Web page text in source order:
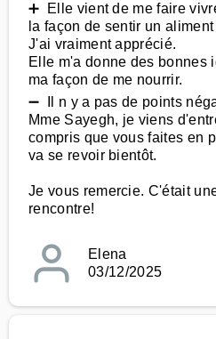
➕ Elle vient de me faire
la façon de sentir un
J'ai vraiment apprécié.
Elle m'a donne des bonnes
ma façon de me nourrir.
➖ Il n y a pas de points
Mme Sayegh, je viens
compris que vous faites en
va se revoir bientôt.
Je vous remercie. C'était
rencontre!
Elena
03/12/2025